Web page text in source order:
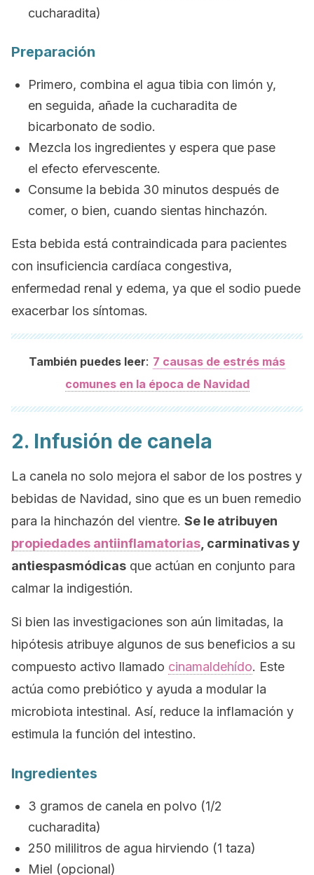
cucharadita)
Preparación
Primero, combina el agua tibia con limón y,
en seguida, añade la cucharadita de
bicarbonato de sodio.
Mezcla los ingredientes y espera que pase
el efecto efervescente.
Consume la bebida 30 minutos después de
comer, o bien, cuando sientas hinchazón.
Esta bebida está contraindicada para pacientes
con insuficiencia cardíaca congestiva,
enfermedad renal y edema, ya que el sodio puede
exacerbar los síntomas.
También puedes leer: 7 causas de estrés más
comunes en la época de Navidad
2. Infusión de canela
La canela no solo mejora el sabor de los postres y
bebidas de Navidad, sino que es un buen remedio
para la hinchazón del vientre. Se le atribuyen
propiedades antiinflamatorias , carminativas y
antiespasmódicas que actúan en conjunto para
calmar la indigestión.
Si bien las investigaciones son aún limitadas, la
hipótesis atribuye algunos de sus beneficios a su
compuesto activo llamado cinamaldehído. Este
actúa como prebiótico y ayuda a modular la
microbiota intestinal. Así, reduce la inflamación y
estimula la función del intestino.
Ingredientes
3 gramos de canela en polvo (1/2
cucharadita)
250 mililitros de agua hirviendo (1 taza)
Miel (opcional)